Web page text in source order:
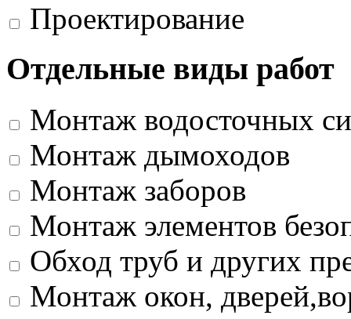
Проектирование
Отдельные виды работ
Монтаж водосточных
Монтаж дымоходов
Монтаж заборов
Монтаж элементов
Обход труб и других
Монтаж окон,